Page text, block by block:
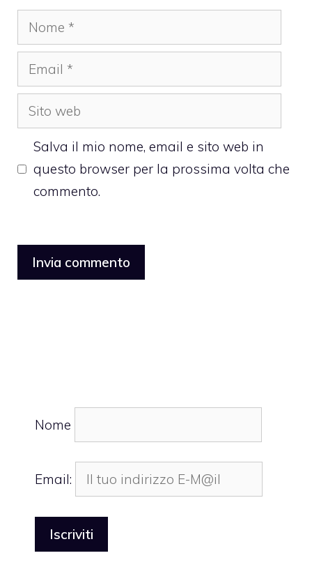
Nome
Email
Sito
web
Salva il mio nome, email e sito web in
questo browser per la prossima volta che
commento.
Nome
Email: